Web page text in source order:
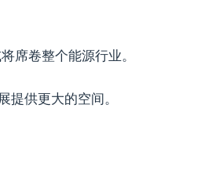
席卷整个能源行业。
供更大的空间。